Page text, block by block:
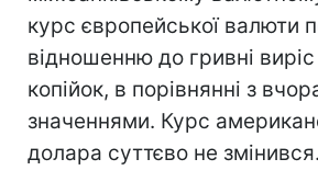
курс європейської валюти
відношенню до гривні
копійок, в порівнянні з
значеннями. Курс
долара суттєво не змінився.